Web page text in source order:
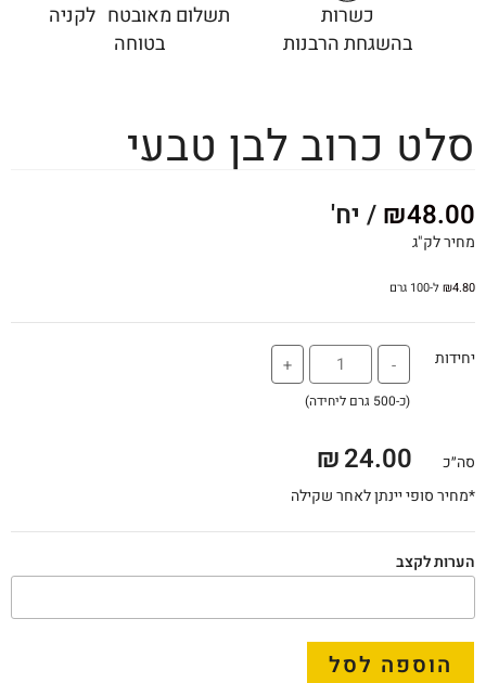
סלט כרוב לבן טבעי
₪48.00 / יח'
מחיר לק"ג
₪4.80 ל-100 גרם
יחידות -
+
(כ-500 גרם ליחידה)
סה״כ 24.00
₪
*מחיר סופי יינתן לאחר שקילה
הערות לקצב
הוספה לסל
כשרות
בהשגחת הרבנות
תשלום מאובטח לקניה
בטוחה